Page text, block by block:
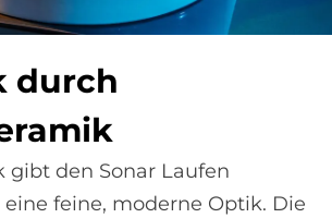
durch
gibt den Sonar Laufen
feine, moderne Optik. Die